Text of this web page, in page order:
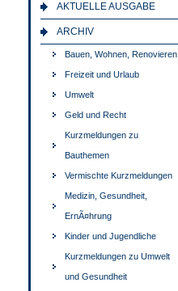
AKTUELLE AUSGABE
ARCHIV
Bauen, Wohnen, Renovieren
Freizeit und Urlaub
Umwelt
Geld und Recht
Kurzmeldungen zu
Bauthemen
Vermischte Kurzmeldungen
Medizin, Gesundheit,
ErnÃ¤hrung
Kinder und Jugendliche
Kurzmeldungen zu Umwelt
und Gesundheit